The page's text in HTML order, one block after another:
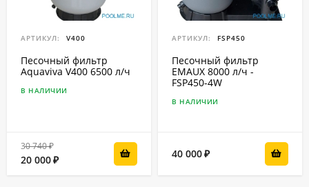
АРТИКУЛ: V400
Песочный фильтр
Aquaviva V400 6500 л/ч
В НАЛИЧИИ
30 740 ₽
20 000₽
АРТИКУЛ: FSP450
Песочный фильтр
EMAUX 8000 л/ч -
FSP450-4W
В НАЛИЧИИ
40 000₽